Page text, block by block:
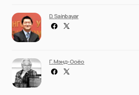
D. Sainbayar
Г. Мэнд-Ооёо